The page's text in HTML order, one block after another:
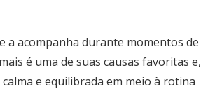
a acompanha durante momentos de
é uma de suas causas favoritas e,
e equilibrada em meio à rotina